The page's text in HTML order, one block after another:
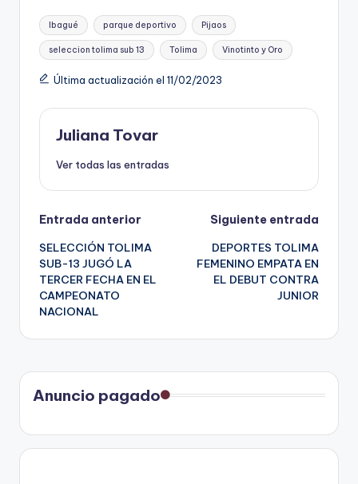
Etiquetas:
Ibagué parque deportivo Pijaos
seleccion tolima sub 13 Tolima Vinotinto y Oro
Última actualización el 11/02/2023
Juliana Tovar
Ver todas las entradas
Navegación
de
entradas
Entrada anterior
SELECCIÓN TOLIMA
SUB-13 JUGÓ LA
TERCER FECHA EN EL
CAMPEONATO
NACIONAL
Siguiente entrada
DEPORTES TOLIMA
FEMENINO EMPATA EN
EL DEBUT CONTRA
JUNIOR
Anuncio pagado